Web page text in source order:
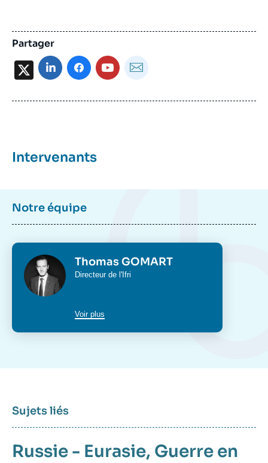
Partager
X
Intervenants
Notre équipe
Photo Thomas GOMART
Intitulé
Directeur de l'Ifri
Voir plus
Sujets liés
Russie - Eurasie Guerre en